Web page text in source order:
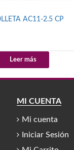
AC11-2.5 CP
Leer más
MI CUENTA
Mi cuenta
Iniciar Sesión